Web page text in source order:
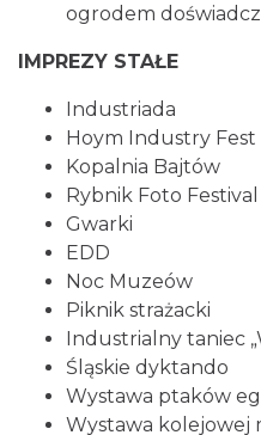
ogrodem
IMPREZY STAŁE
Industriada
Hoym Industry Fest
Kopalnia Bajtów
Rybnik Foto Festival
Gwarki
EDD
Noc Muzeów
Piknik strażacki
Industrialny taniec
Śląskie dyktando
Wystawa ptaków
Wystawa kolejowej